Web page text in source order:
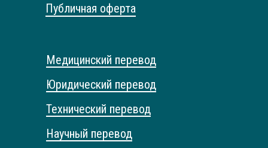
Публичная оферта
Медицинский перевод
Юридический перевод
Технический перевод
Научный перевод